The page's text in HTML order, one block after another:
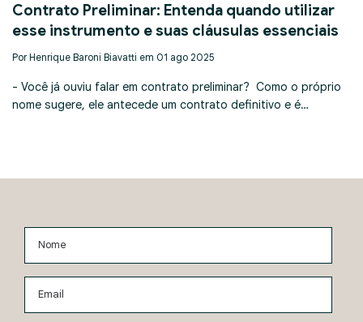
Contrato Preliminar: Entenda quando utilizar
esse instrumento e suas cláusulas essenciais
Por Henrique Baroni Biavatti em 01 ago 2025
- Você já ouviu falar em contrato preliminar? Como o próprio
nome sugere, ele antecede um contrato definitivo e é…